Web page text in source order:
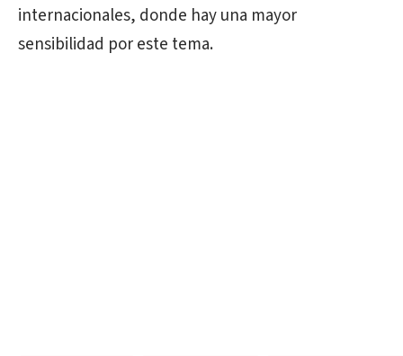
internacionales, donde hay una mayor
sensibilidad por este tema.